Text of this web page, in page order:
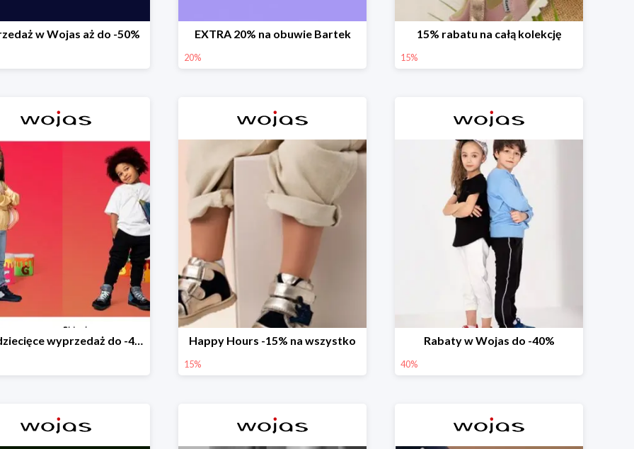
w Wojas aż do -50% EXTRA 20% na obuwie Bartek
20%
15% rabatu na całą kolekcję
15%
Buty dziecięce wyprzedaż do -40% Happy Hours -15% na wszystko
15%
Rabaty w Wojas do -40%
40%